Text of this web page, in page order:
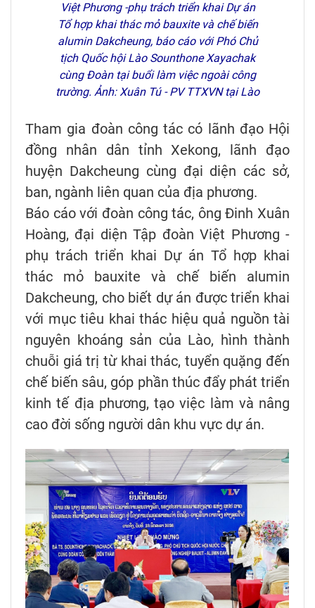
Việt Phương -phụ trách triển khai Dự án
Tổ hợp khai thác mỏ bauxite và chế biến
alumin Dakcheung, báo cáo với Phó Chủ
tịch Quốc hội Lào Sounthone Xayachak
cùng Đoàn tại buổi làm việc ngoài công
trường. Ảnh: Xuân Tú - PV TTXVN tại Lào
Tham gia đoàn công tác có lãnh đạo Hội
đồng nhân dân tỉnh Xekong, lãnh đạo
huyện Dakcheung cùng đại diện các sở,
ban, ngành liên quan của địa phương.
Báo cáo với đoàn công tác, ông Đinh Xuân
Hoàng, đại diện Tập đoàn Việt Phương -
phụ trách triển khai Dự án Tổ hợp khai
thác mỏ bauxite và chế biến alumin
Dakcheung, cho biết dự án được triển khai
với mục tiêu khai thác hiệu quả nguồn tài
nguyên khoáng sản của Lào, hình thành
chuỗi giá trị từ khai thác, tuyển quặng đến
chế biến sâu, góp phần thúc đẩy phát triển
kinh tế địa phương, tạo việc làm và nâng
cao đời sống người dân khu vực dự án.